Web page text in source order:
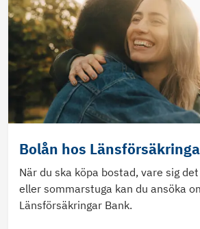
Bolån hos
När du ska köpa bostad, vare sig
eller sommarstuga kan du ansöka
Länsförsäkringar Bank.